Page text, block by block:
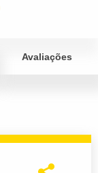
Avaliações